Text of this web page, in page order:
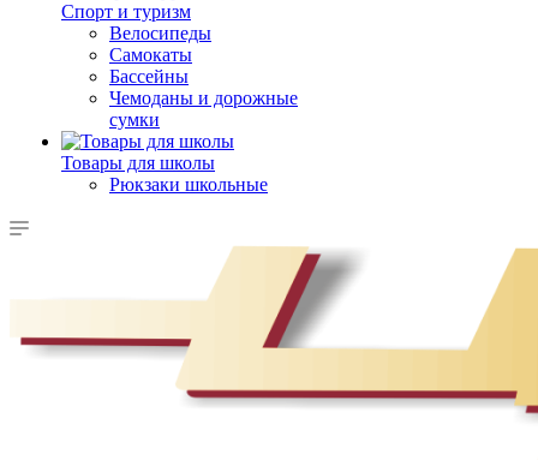
Спорт и туризм
Велосипеды
Самокаты
Бассейны
Чемоданы и дорожные
сумки
Товары для школы
Рюкзаки школьные